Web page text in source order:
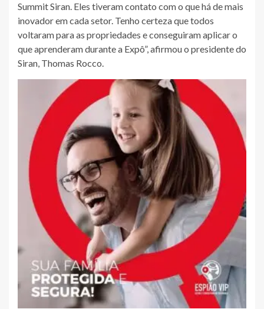
Summit Siran. Eles tiveram contato com o que há de mais
inovador em cada setor. Tenho certeza que todos
voltaram para as propriedades e conseguiram aplicar o
que aprenderam durante a Expô”, afirmou o presidente do
Siran, Thomas Rocco.